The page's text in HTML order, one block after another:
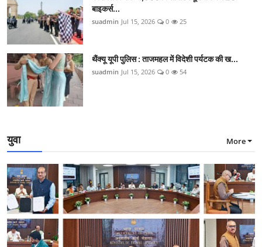
बाइकर्स...
suadmin Jul 15, 2026 0 25
थैंक्यू यूपी पुलिस : ताजमहल में विदेशी पर्यटक की ख...
suadmin Jul 15, 2026 0 54
युवा More